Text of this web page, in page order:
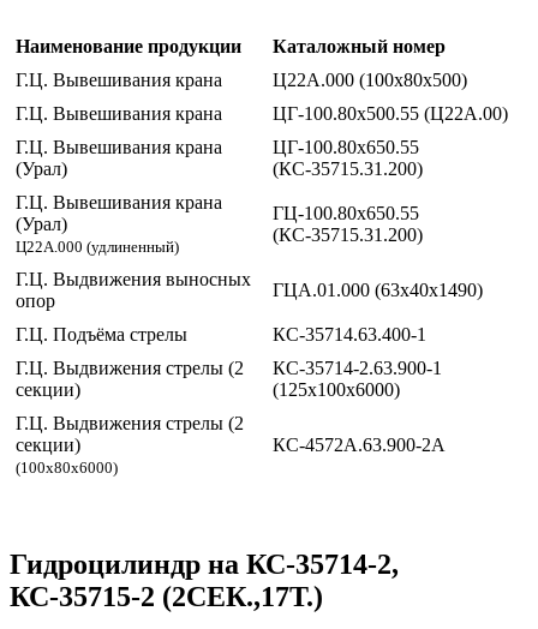
Наименование продукции
Каталожный номер
Г.Ц. Вывешивания крана
Ц22А.000 (100х80х500)
Г.Ц. Вывешивания крана
ЦГ-100.80х500.55 (Ц22А.00)
Г.Ц. Вывешивания крана
(Урал)
ЦГ-100.80х650.55
(КС-35715.31.200)
Г.Ц. Вывешивания крана
(Урал)
Ц22А.000 (удлиненный)
ГЦ-100.80х650.55
(КС-35715.31.200)
Г.Ц. Выдвижения выносных
опор
ГЦА.01.000 (63х40х1490)
Г.Ц. Подъёма стрелы
КС-35714.63.400-1
Г.Ц. Выдвижения стрелы (2
секции)
КС-35714-2.63.900-1
(125х100х6000)
Г.Ц. Выдвижения стрелы (2
секции)
(100х80х6000)
КС-4572А.63.900-2А
Гидроцилиндр на КС-35714-2,
КС-35715-2 (2СЕК.,17Т.)